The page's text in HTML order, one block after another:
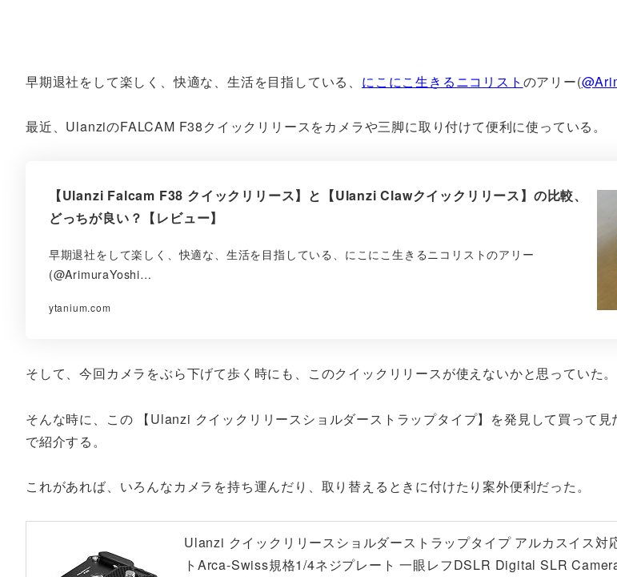
早期退社をして楽しく、快適な、生活を目指している、 にこにこ生きるニコリスト のアリー(
最近、UlanziのFALCAM F38クイックリリースをカメラや三脚に取り付けて便利に使っている。
【Ulanzi Falcam F38 クイックリリース】と【Ulanzi Clawクイックリリース】の比較、
どっちが良い？【レビュー】
早期退社をして楽しく、快適な、生活を目指している、にこにこ生きるニコリストのアリー
(@ArimuraYoshi…
ytanium.com
そして、今回カメラをぶら下げて歩く時にも、このクイックリリースが使えないかと思っていた。
そんな時に、この 【Ulanzi クイックリリースショルダーストラップタイプ】を発見して買って
で紹介する。
これがあれば、いろんなカメラを持ち運んだり、取り替えるときに付けたり案外便利だった。
Ulanzi クイックリリースショルダーストラップタイプ アルカスイス対
トArca-Swiss規格1/4ネジプレート 一眼レフDSLR Digital SLR